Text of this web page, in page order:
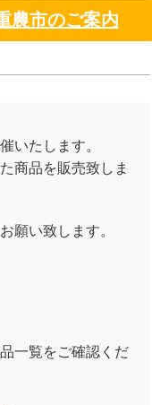
農市のご案内
いたします。
商品を販売致しま
願い致します。
一覧をご確認くだ